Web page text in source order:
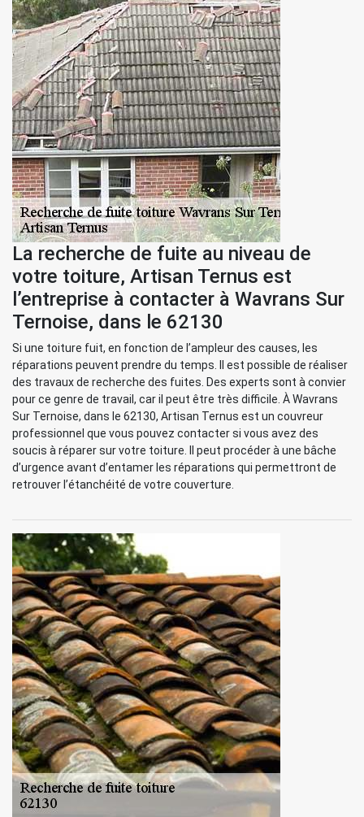
La recherche de fuite au niveau de
votre toiture, Artisan Ternus est
l’entreprise à contacter à Wavrans Sur
Ternoise, dans le 62130
Si une toiture fuit, en fonction de l’ampleur des causes, les
réparations peuvent prendre du temps. Il est possible de réaliser
des travaux de recherche des fuites. Des experts sont à convier
pour ce genre de travail, car il peut être très difficile. À Wavrans
Sur Ternoise, dans le 62130, Artisan Ternus est un couvreur
professionnel que vous pouvez contacter si vous avez des
soucis à réparer sur votre toiture. Il peut procéder à une bâche
d’urgence avant d’entamer les réparations qui permettront de
retrouver l’étanchéité de votre couverture.